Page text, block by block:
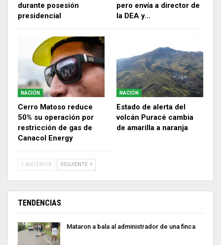
durante posesión
presidencial
pero envía a director de
la DEA y…
NACIÓN
Cerro Matoso reduce
50% su operación por
restricción de gas de
Canacol Energy
NACIÓN
Estado de alerta del
volcán Puracé cambia
de amarilla a naranja
ANTERIOR SIGUIENTE
TENDENCIAS
Mataron a bala al administrador de una finca